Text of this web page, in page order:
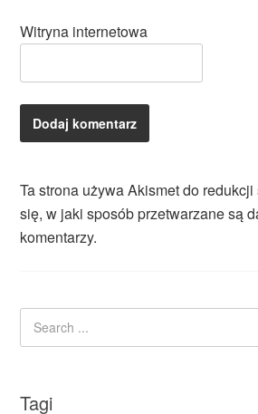
Witryna internetowa
Ta strona używa Akismet do redukcji
się, w jaki sposób przetwarzane są
komentarzy.
Tagi